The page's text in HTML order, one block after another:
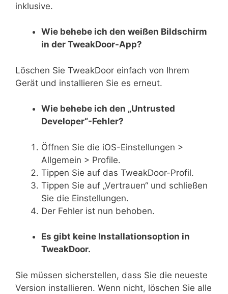
inklusive.
Wie behebe ich den weißen Bildschirm
in der TweakDoor-App?
Löschen Sie TweakDoor einfach von Ihrem
Gerät und installieren Sie es erneut.
Wie behebe ich den „Untrusted
Developer“-Fehler?
Öffnen Sie die iOS-Einstellungen >
Allgemein > Profile.
Tippen Sie auf das TweakDoor-Profil.
Tippen Sie auf „Vertrauen“ und schließen
Sie die Einstellungen.
Der Fehler ist nun behoben.
Es gibt keine Installationsoption in
TweakDoor.
Sie müssen sicherstellen, dass Sie die neueste
Version installieren. Wenn nicht, löschen Sie alle